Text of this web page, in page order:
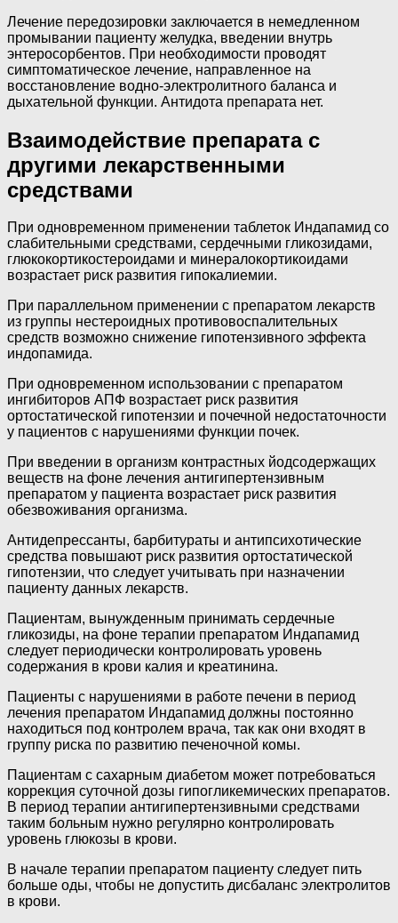
Лечение передозировки заключается в немедленном
промывании пациенту желудка, введении внутрь
энтеросорбентов. При необходимости проводят
симптоматическое лечение, направленное на
восстановление водно-электролитного баланса и
дыхательной функции. Антидота препарата нет.
Взаимодействие препарата с
другими лекарственными
средствами
При одновременном применении таблеток Индапамид со
слабительными средствами, сердечными гликозидами,
глюкокортикостероидами и минералокортикоидами
возрастает риск развития гипокалиемии.
При параллельном применении с препаратом лекарств
из группы нестероидных противовоспалительных
средств возможно снижение гипотензивного эффекта
индопамида.
При одновременном использовании с препаратом
ингибиторов АПФ возрастает риск развития
ортостатической гипотензии и почечной недостаточности
у пациентов с нарушениями функции почек.
При введении в организм контрастных йодсодержащих
веществ на фоне лечения антигипертензивным
препаратом у пациента возрастает риск развития
обезвоживания организма.
Антидепрессанты, барбитураты и антипсихотические
средства повышают риск развития ортостатической
гипотензии, что следует учитывать при назначении
пациенту данных лекарств.
Пациентам, вынужденным принимать сердечные
гликозиды, на фоне терапии препаратом Индапамид
следует периодически контролировать уровень
содержания в крови калия и креатинина.
Пациенты с нарушениями в работе печени в период
лечения препаратом Индапамид должны постоянно
находиться под контролем врача, так как они входят в
группу риска по развитию печеночной комы.
Пациентам с сахарным диабетом может потребоваться
коррекция суточной дозы гипогликемических препаратов.
В период терапии антигипертензивными средствами
таким больным нужно регулярно контролировать
уровень глюкозы в крови.
В начале терапии препаратом пациенту следует пить
больше оды, чтобы не допустить дисбаланс электролитов
в крови.